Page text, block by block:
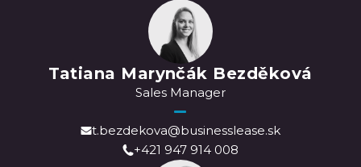
Tatiana Marynčák Bezděková
Sales Manager
t.bezdekova@businesslease.sk
+421 947 914 008